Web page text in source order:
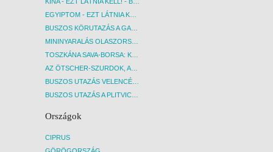
KÍNA - EZT LÁTNIA KELL! - BUDAPEST, REPÜLŐ
EGYIPTOM - EZT LÁTNIA KELL! - BUDAPEST, REPÜLŐ
BUSZOS KÖRUTAZÁS A GARDA-TÓ KÖRNYÉKÉN - BUDAPEST, BUSZ
MININYARALÁS OLASZORSZÁGBAN: ÉSZAK-OLASZ GYÖNGYSZEMEK NYOMÁBAN - BUDAPEST, BUSZ
TOSZKÁNA SAVA-BORSA: KÓSTOLÓK ÉS KULTURÁLIS UTAZÁS - BUDAPEST, BUSZ
AZ ÖTSCHER-SZURDOK, AUSZTRIA GRAND CANYONJA - BUDAPEST, BUSZ
BUSZOS UTAZÁS VELENCÉBE - BUDAPEST, BUSZ
BUSZOS UTAZÁS A PLITVICEI-TAVAK NEMZETI PARKBA - BUDAPEST, BUSZ
Országok
CIPRUS